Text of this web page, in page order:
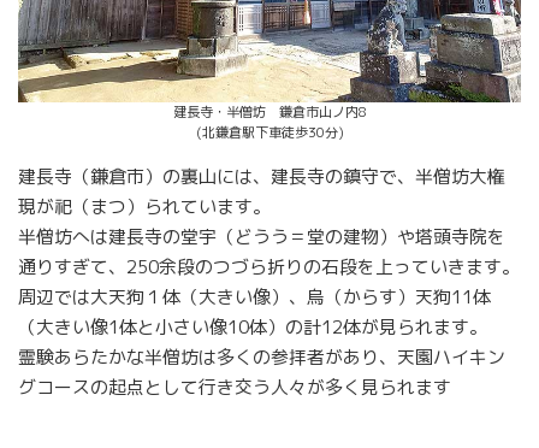
建長寺・半僧坊 鎌倉市山ノ内8
(北鎌倉駅下車徒歩30分)
建長寺（鎌倉市）の裏山には、建長寺の鎮守で、半僧坊大権
現が祀（まつ）られています。
半僧坊へは建長寺の堂宇（どうう＝堂の建物）や塔頭寺院を
通りすぎて、250余段のつづら折りの石段を上っていきます。
周辺では大天狗１体（大きい像）、烏（からす）天狗11体
（大きい像1体と小さい像10体）の計12体が見られます。
霊験あらたかな半僧坊は多くの参拝者があり、天園ハイキン
グコースの起点として行き交う人々が多く見られます